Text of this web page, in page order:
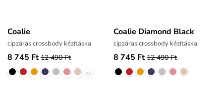
Coalie
cipzáras crossbody kézitáska
8 745 Ft 12 490 Ft
Coalie Diamond Black
cipzáras crossbody kézitáska
8 745 Ft 12 490 Ft